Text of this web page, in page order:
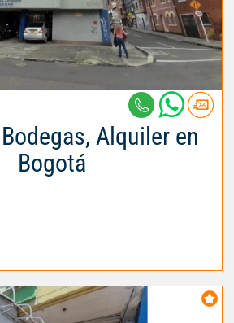
Alquiler en
Bogotá